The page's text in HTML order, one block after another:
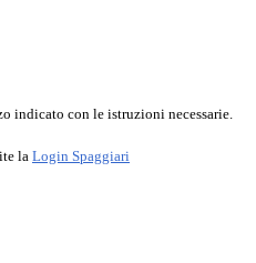
indicato con le istruzioni necessarie.
la Login Spaggiari